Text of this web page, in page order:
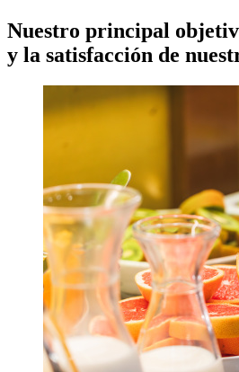
Nuestro principal
y la satisfacción de